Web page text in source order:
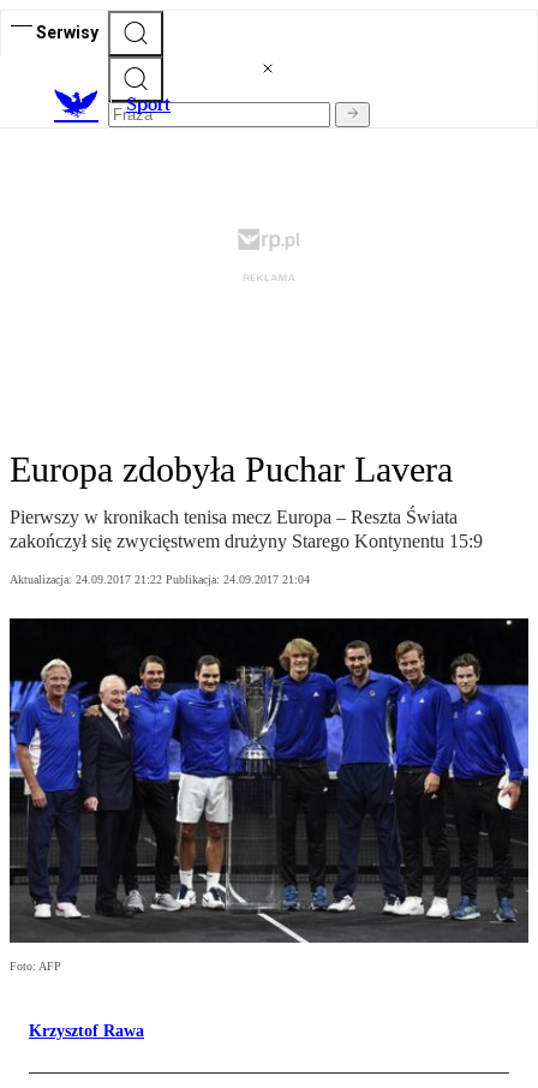
Serwisy
Sport
Europa zdobyła Puchar Lavera
Pierwszy w kronikach tenisa mecz Europa – Reszta Świata
zakończył się zwycięstwem drużyny Starego Kontynentu 15:9
Aktualizacja: 24.09.2017 21:22 Publikacja: 24.09.2017 21:04
Foto: AFP
Krzysztof Rawa